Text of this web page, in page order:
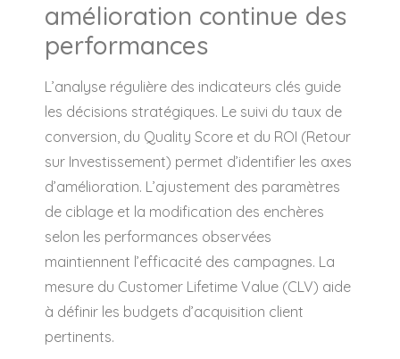
amélioration continue des
performances
L’analyse régulière des indicateurs clés guide
les décisions stratégiques. Le suivi du taux de
conversion, du Quality Score et du ROI (Retour
sur Investissement) permet d’identifier les axes
d’amélioration. L’ajustement des paramètres
de ciblage et la modification des enchères
selon les performances observées
maintiennent l’efficacité des campagnes. La
mesure du Customer Lifetime Value (CLV) aide
à définir les budgets d’acquisition client
pertinents.